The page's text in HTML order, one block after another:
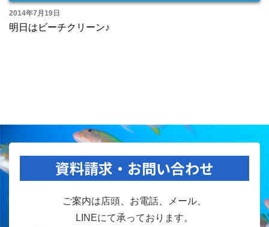
2014年7月19日
明日はビーチクリーン♪
資料請求・お問い合わせ
ご案内は店頭、お電話、メール、
LINEにて承っております。